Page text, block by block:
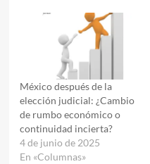
México después de la
elección judicial: ¿Cambio
de rumbo económico o
continuidad incierta?
4 de junio de 2025
En «Columnas»